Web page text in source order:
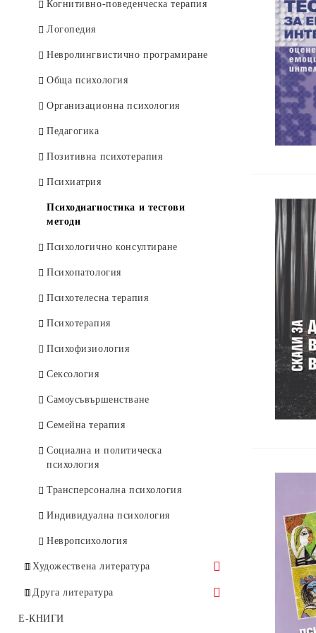
Ендокринология
Здравен мениджмънт
Имунология
Инфекциозни болести
Кардиология
Клинична лаборатория
Книги за майката и родилката
Козметика и ароматерапия
Медсестра и специалист
Патология
Педиатрия
Природолечение и билколечение
Популярна медицина
Ревматология
Речници, езиково обучение
Спешна медицина, токсикология
Когнитивно-поведенческа терапия
Логопедия
Невролингвистично програмиране
Обща психология
Организационна психология
Педагогика
Позитивна психотерапия
Психиатрия
Психодиагностика и тестови
методи
Психологично консултиране
Психопатология
Психотелесна терапия
Психотерапия
Психофизиология
Сексология
Самоусъвършенстване
Семейна терапия
Социална и политическа
психология
Трансперсонална психология
Индивидуална психология
Невропсихология
Художествена литература
Бестселъри
Класическа проза
Друга литература
Политика и история
E-КНИГИ